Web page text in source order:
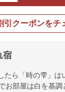
引クーポンをチ
宿
たら「時の雫」は
お部屋は白を基調